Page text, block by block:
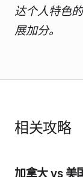
达个人特色
展加分。
相关攻略
加拿大 vs 美